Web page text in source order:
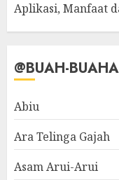
Aplikasi, Manfaat
@BUAH-
Abiu
Ara Telinga Gajah
Asam Arui-Arui